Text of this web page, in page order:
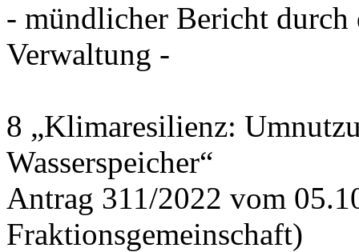
- mündlicher Bericht
Verwaltung -
8 „Klimaresilienz:
Wasserspeicher“
Antrag 311/2022 vom
Fraktionsgemeinschaft)